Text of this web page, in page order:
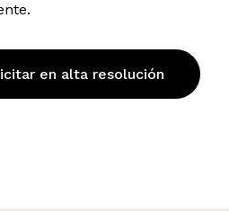
en alta resolución